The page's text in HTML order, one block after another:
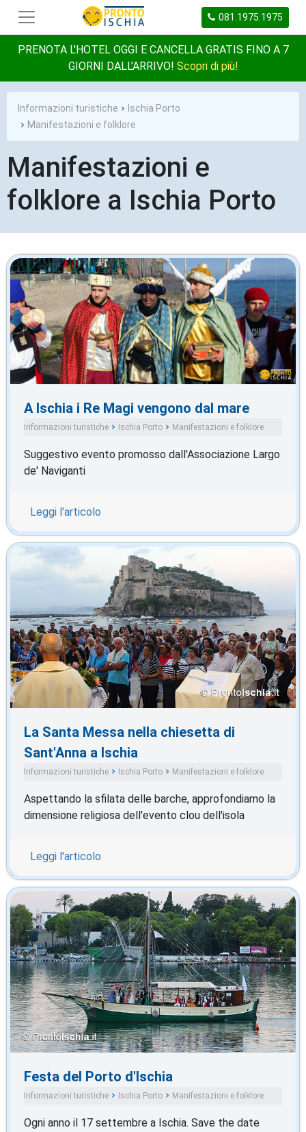
081.1975.1975
PRENOTA L'HOTEL OGGI E CANCELLA GRATIS FINO A 7
GIORNI DALL'ARRIVO! Scopri di più!
Informazioni turistiche
Ischia Porto
Manifestazioni e folklore
Manifestazioni e
folklore a Ischia Porto
A Ischia i Re Magi vengono dal mare
Informazioni turistiche Ischia Porto Manifestazioni e folklore
Suggestivo evento promosso dall'Associazione Largo
de' Naviganti
Leggi l'articolo
La Santa Messa nella chiesetta di
Sant'Anna a Ischia
Informazioni turistiche Ischia Porto Manifestazioni e folklore
Aspettando la sfilata delle barche, approfondiamo la
dimensione religiosa dell'evento clou dell'isola
Leggi l'articolo
Festa del Porto d'Ischia
Informazioni turistiche Ischia Porto Manifestazioni e folklore
Ogni anno il 17 settembre a Ischia. Save the date